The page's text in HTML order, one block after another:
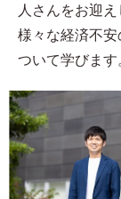
人さんをお迎
様々な経済不
ついて学びます